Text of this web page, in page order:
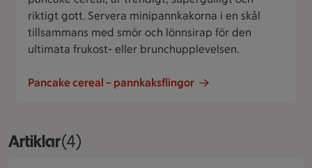
riktigt gott. Servera minipannkakorna i en skål
tillsammans med smör och lönnsirap för den
ultimata frukost- eller brunchupplevelsen.
Pancake cereal – pannkaksflingor
ArtiklarVisar 4 stycken
(4)